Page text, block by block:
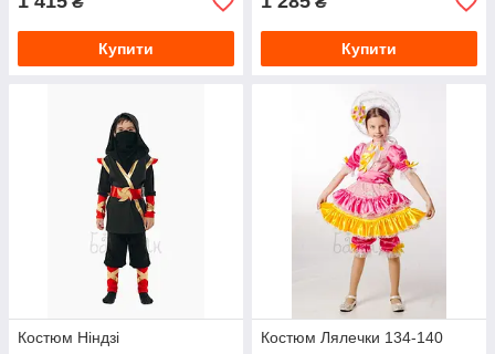
Купити Купити
Костюм Ніндзі
Костюм Лялечки 134-140